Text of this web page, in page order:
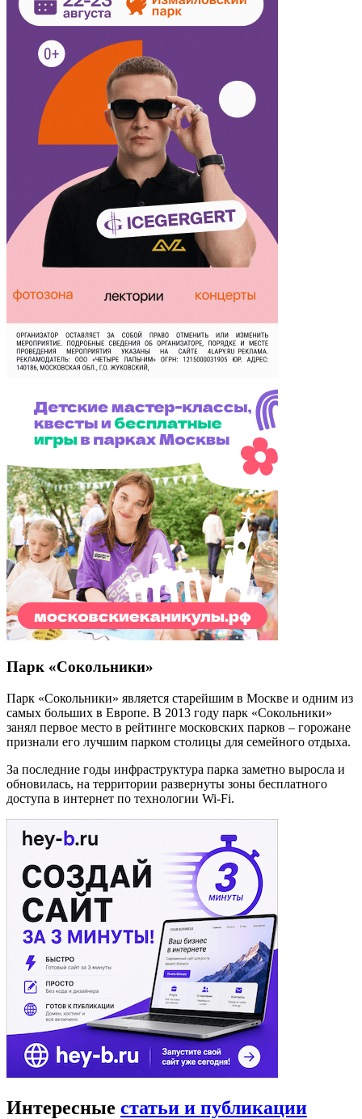
Парк «Сокольники»
Парк «Сокольники» является старейшим в Москве и одним из
самых больших в Европе. В 2013 году парк «Сокольники»
занял первое место в рейтинге московских парков – горожане
признали его лучшим парком столицы для семейного отдыха.
За последние годы инфраструктура парка заметно выросла и
обновилась, на территории развернуты зоны бесплатного
доступа в интернет по технологии Wi-Fi.
Интересные статьи и публикации